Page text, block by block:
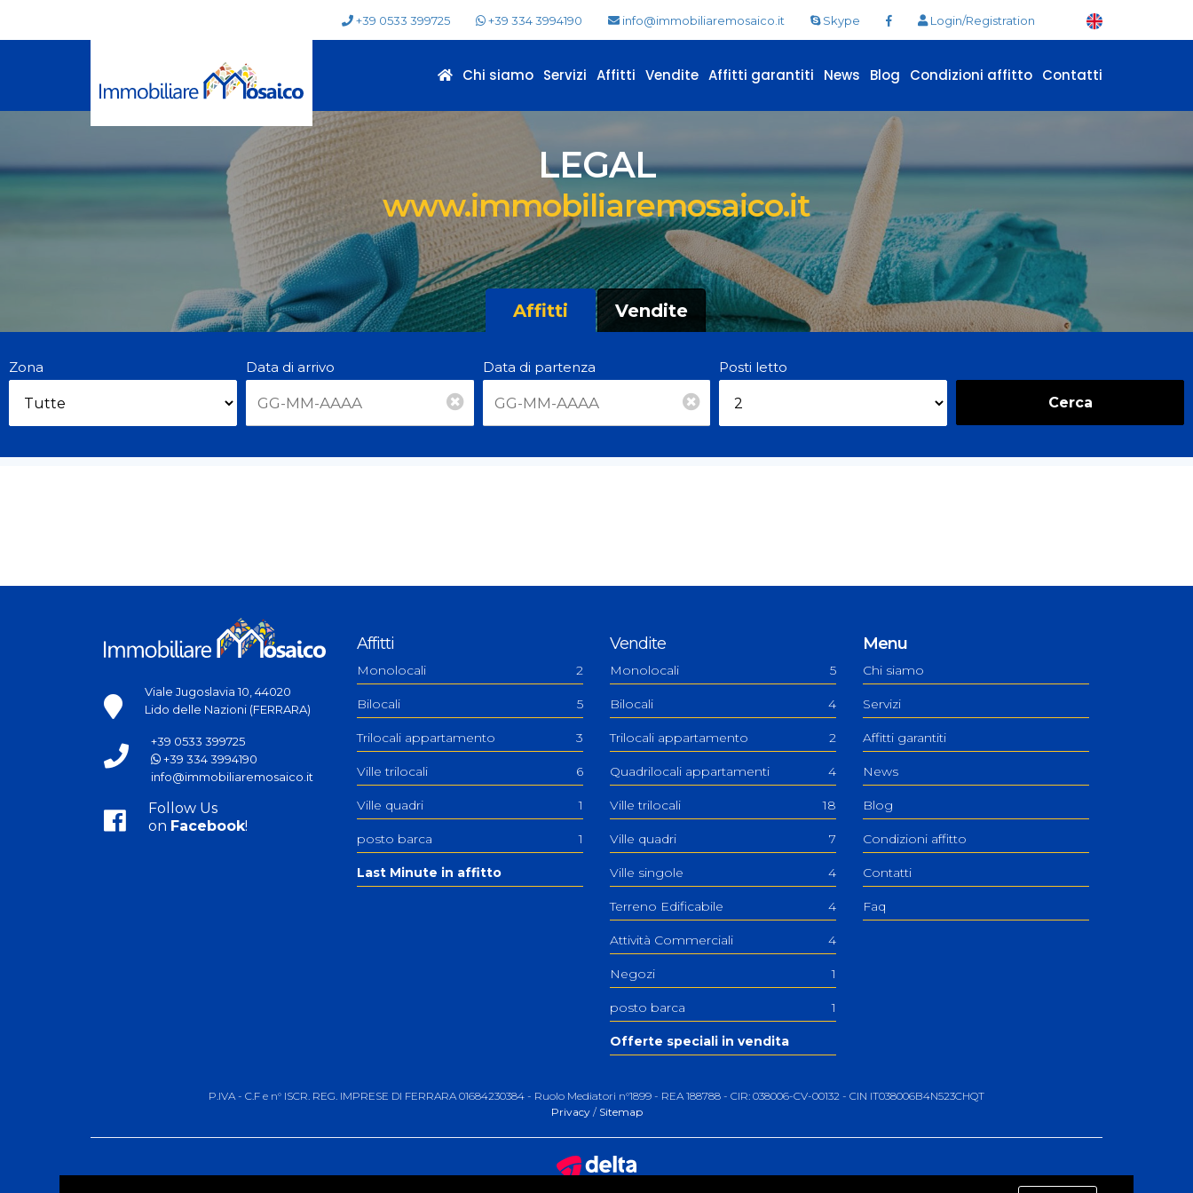
+39 0533 399725 +39 334 3994190 info@immobiliaremosaico.it Skype Login/Registration
Chi siamo Servizi Affitti Vendite Affitti garantiti News Blog Condizioni affitto Contatti
LEGAL
www.immobiliaremosaico.it
Affitti Vendite
Zona Data di arrivo Data di partenza Posti letto
Cerca
Viale Jugoslavia 10, 44020
Lido delle Nazioni (FERRARA)
+39 0533 399725
+39 334 3994190
info@immobiliaremosaico.it
Follow Us
on Facebook!
Affitti
Monolocali 2
Bilocali 5
Trilocali appartamento 3
Ville trilocali 6
Ville quadri 1
posto barca 1
Last Minute in affitto
Vendite
Monolocali 5
Bilocali 4
Trilocali appartamento 2
Quadrilocali appartamenti 4
Ville trilocali 18
Ville quadri 7
Ville singole 4
Terreno Edificabile 4
Attività Commerciali 4
Negozi 1
posto barca 1
Offerte speciali in vendita
Menu
Chi siamo
Servizi
Affitti garantiti
News
Blog
Condizioni affitto
Contatti
Faq
P.IVA - C.F e n° ISCR. REG. IMPRESE DI FERRARA 01684230384 - Ruolo Mediatori n°1899 - REA 188788 - CIR: 038006-CV-00132 - CIN IT038006B4N523CHQT
Privacy/ Sitemap